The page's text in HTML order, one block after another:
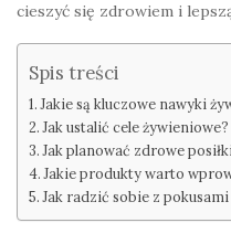
cieszyć się zdrowiem i
Spis treści
Jakie są kluczowe nawyki
Jak ustalić cele żywieniowe?
Jak planować zdrowe
Jakie produkty warto
Jak radzić sobie z